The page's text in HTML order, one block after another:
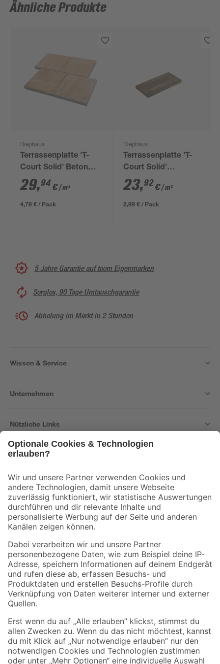
Ähnliche Produkte
Diephaus
Terrassenplatte 'T-
Court Solid' Beton
sandstein 40 x 40 x 4
cm
29,94 €/ m²
4,79 € / Pack
Diephaus
Terrassenplatte 'T-
Court Solid'
muschelbeige 50 x 25
x 4 cm
23,92€/ m²
2,99 € / Pack
5 Jahre Garantie auf toom Eigenmarken
Sorglos, 90 Tage Umtauschgarantie
Abholung im Markt in 2 Stunden
Wissen & Service
Unternehmen
Nützliche Links
Der toom Newsletter: Keine Angebote und Aktionen mehr verpassen!
Zur Newsletter Anmeldung
Folge uns
Zahlungsarten Versandarten
Sicher einkaufen
Jetzt die toom-App herunterladen